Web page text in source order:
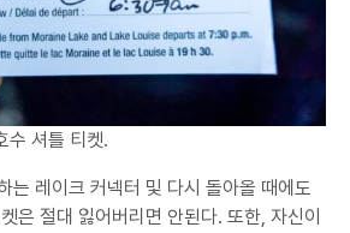
수 셔틀 티켓.
는 레이크 커넥터 및 다시 돌아올 때에도
은 절대 잃어버리면 안된다. 또한, 자신이